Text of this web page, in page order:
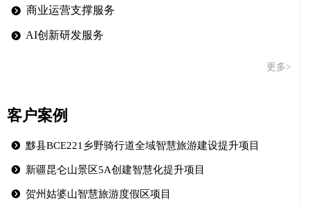
뀹 AI创新研发服务
뀹 商业运营支撑服务
更多>
客户案例
뀹 黟县BCE221乡野骑行道全域智慧旅游建设提升项目
뀹 新疆昆仑山景区5A创建智慧化提升项目
뀹 贺州姑婆山智慧旅游度假区项目